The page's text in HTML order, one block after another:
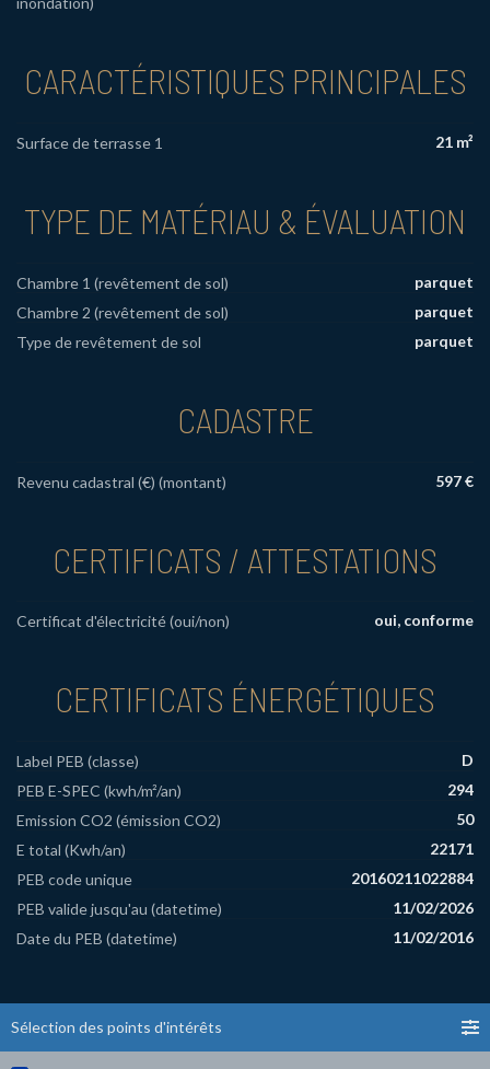
CARACTÉRISTIQUES PRINCIPALES
Surface de terrasse 1 21 m²
TYPE DE MATÉRIAU & ÉVALUATION
Chambre 1 (revêtement de sol)
parquet
Chambre 2 (revêtement de sol)
parquet
Type de revêtement de sol
parquet
CADASTRE
Revenu cadastral (€) (montant) 597 €
CERTIFICATS / ATTESTATIONS
Certificat d'électricité (oui/non) oui, conforme
CERTIFICATS ÉNERGÉTIQUES
Label PEB (classe)
D
PEB E-SPEC (kwh/m²/an)
294
Emission CO2 (émission CO2)
50
E total (Kwh/an)
22171
PEB code unique
20160211022884
PEB valide jusqu'au (datetime)
11/02/2026
Date du PEB (datetime)
11/02/2016
Sélection des points d'intérêts